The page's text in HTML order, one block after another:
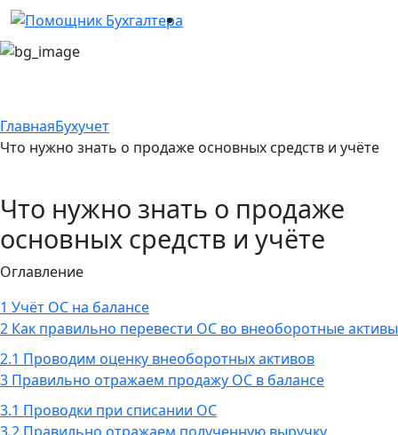
ГлавнаяБухучет
Что нужно знать о продаже основных средств и учёте
Что нужно знать о продаже
основных средств и учёте
Оглавление
1 Учёт ОС на балансе
2 Как правильно перевести ОС во внеоборотные активы
2.1 Проводим оценку внеоборотных активов
3 Правильно отражаем продажу ОС в балансе
3.1 Проводки при списании ОС